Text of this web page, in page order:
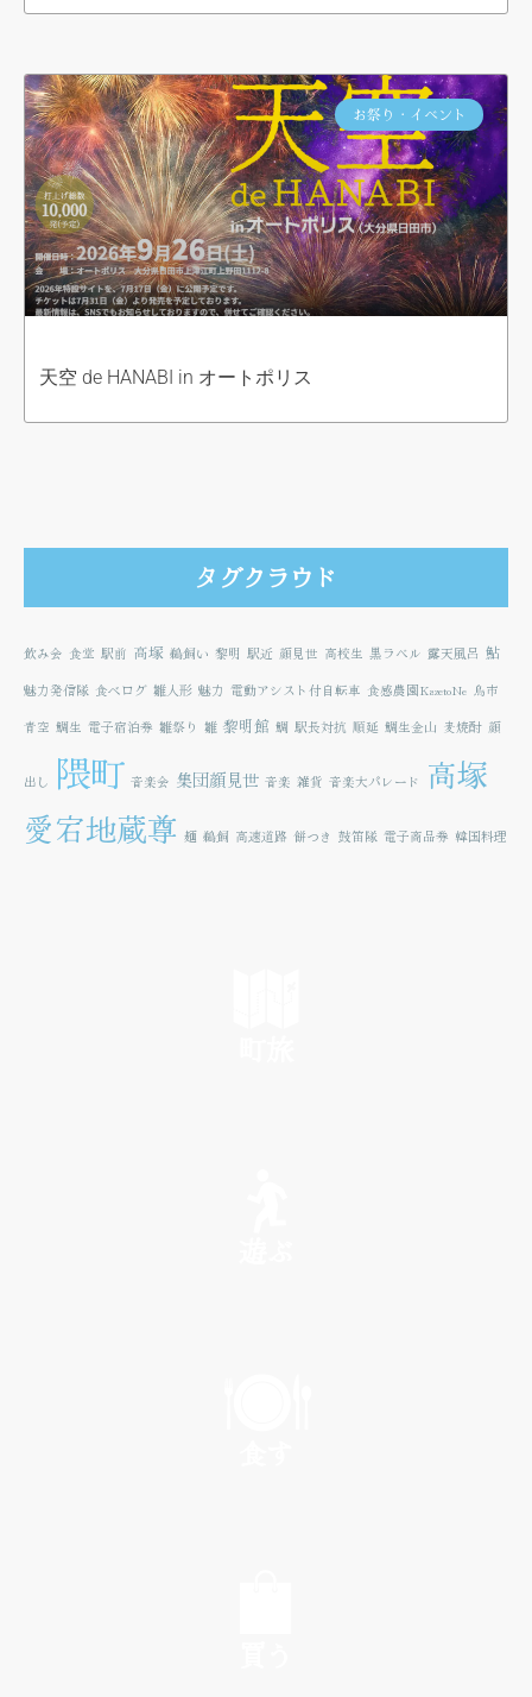
お祭り・イベント
天空 de HANABI in オートポリス
タグクラウド
飲み会 食堂 駅前 高塚 鵜飼い 黎明 駅近 顔見世 高校生 黒ラベル 露天風呂 鮎
魅力発信隊 食べログ 雛人形 魅力 電動アシスト付自転車 食感農園KazetoNe 鳥市
青空 鯛生 電子宿泊券 雛祭り 雛 黎明館 鯛 駅長対抗 順延 鯛生金山 麦焼酎 顔
出し 隈町 音楽会 集団顔見世 音楽 雑貨 音楽大パレード
高塚
愛宕地蔵尊 麺 鵜飼 高速道路 餅つき 鼓笛隊 電子商品券 韓国料理